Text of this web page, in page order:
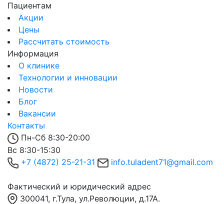
Пациентам
Акции
Цены
Рассчитать стоимость
Информация
О клинике
Технологии и инновации
Новости
Блог
Вакансии
Контакты
Пн-Сб 8:30-20:00
Вс 8:30-15:30
+7 (4872) 25-21-31
info.tuladent71@gmail.com
Фактический и юридический адрес
300041, г.Тула, ул.Революции, д.17А.